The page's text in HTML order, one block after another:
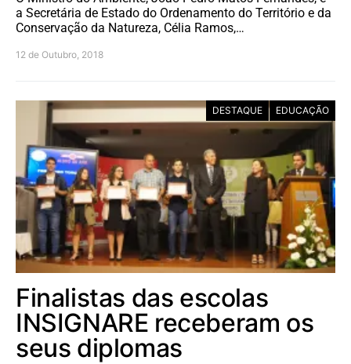
a Secretária de Estado do Ordenamento do Território e da
Conservação da Natureza, Célia Ramos,…
12 de Outubro, 2018
DESTAQUE EDUCAÇÃO
Finalistas das escolas
INSIGNARE receberam os
seus diplomas